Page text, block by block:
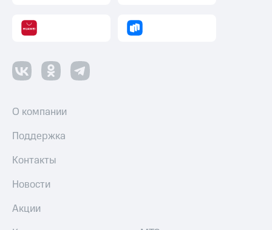
О компании
Поддержка
Контакты
Новости
Акции